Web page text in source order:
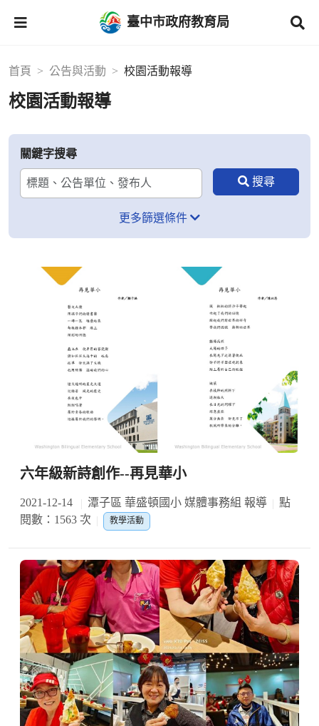
臺中市政府教育局
首頁 公告與活動 校園活動報導
校園活動報導
關鍵字搜尋
更多篩選條件
六年級新詩創作--再見華小
2021-12-14 潭子區 華盛頓國小 媒體事務組 報導
點
閱數：1563 次
教學活動